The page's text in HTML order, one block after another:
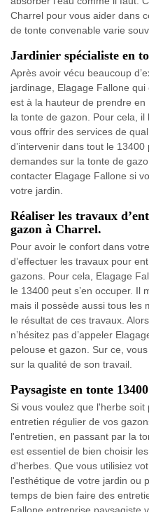
Charrel pour vous aider dans
de tonte convenable varie
Jardinier spécialiste en
Après avoir vécu beaucoup
jardinage, Elagage Fallone
est à la hauteur de prendre
la tonte de gazon. Pour cela, il
vous offrir des services de
d’intervenir dans tout le
demandes sur la tonte de
contacter Elagage Fallone si
votre jardin.
Réaliser les travaux
gazon à Charrel.
Pour avoir le confort dans
d’effectuer les travaux pour
gazons. Pour cela, Elagage
le 13400 peut s’en occuper. Il
mais il possède aussi tous les
le résultat de ces travaux.
n’hésitez pas d’appeler
pelouse et gazon. Sur ce,
sur la qualité de son travail.
Paysagiste en tonte 13400
Si vous voulez que l'herbe
entretien régulier de vos
l'entretien, en passant par la
est essentiel de bien choisir
d'herbes. Que vous utilisiez
l'esthétique de votre jardin ou
temps de bien faire des
Fallone entreprise paysagiste